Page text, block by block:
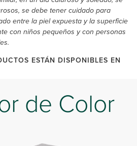
se debe tener cuidado para
entre la piel expuesta y la superficie
con niños pequeños y con personas
ESTÁN DISPONIBLES EN
de Color